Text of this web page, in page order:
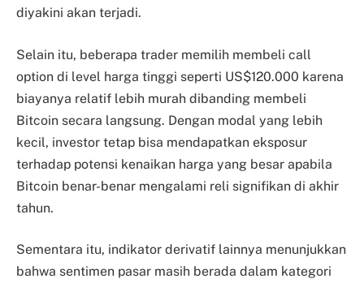
diyakini akan terjadi.
Selain itu, beberapa trader memilih membeli call
option di level harga tinggi seperti US$120.000 karena
biayanya relatif lebih murah dibanding membeli
Bitcoin secara langsung. Dengan modal yang lebih
kecil, investor tetap bisa mendapatkan eksposur
terhadap potensi kenaikan harga yang besar apabila
Bitcoin benar-benar mengalami reli signifikan di akhir
tahun.
Sementara itu, indikator derivatif lainnya menunjukkan
bahwa sentimen pasar masih berada dalam kategori